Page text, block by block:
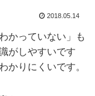
2018.05.14
かっていない」も
がしやすいです
かりにくいです。